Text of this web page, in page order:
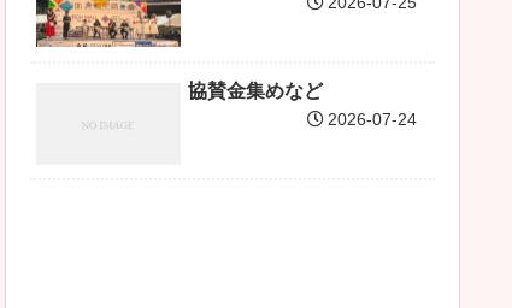
協賛金集めなど
2026-07-24